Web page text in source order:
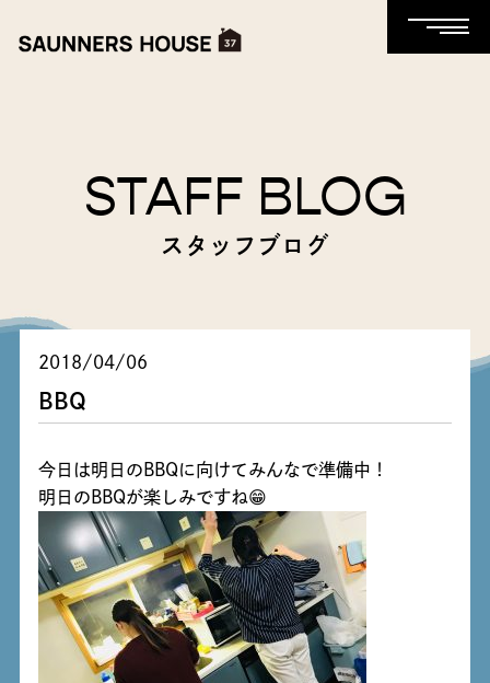
STAFF BLOG
スタッフブログ
2018/04/06
BBQ
今日は明日のBBQに向けてみんなで準備中！
明日のBBQが楽しみですね😁